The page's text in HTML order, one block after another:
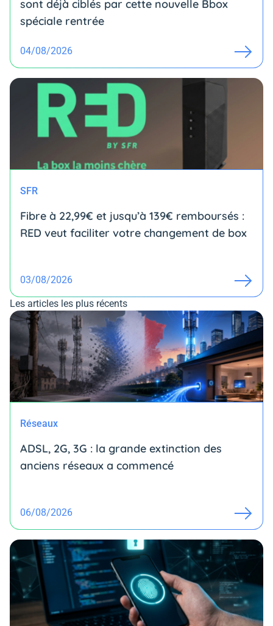
sont déjà ciblés par cette nouvelle Bbox
spéciale rentrée
04/08/2026
SFR
Fibre à 22,99€ et jusqu’à 139€ remboursés :
RED veut faciliter votre changement de box
03/08/2026
Les articles les plus récents
Réseaux
ADSL, 2G, 3G : la grande extinction des
anciens réseaux a commencé
06/08/2026